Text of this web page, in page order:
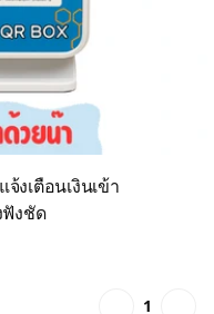
งเตือนเงินเข้า
ฟังชัด
1